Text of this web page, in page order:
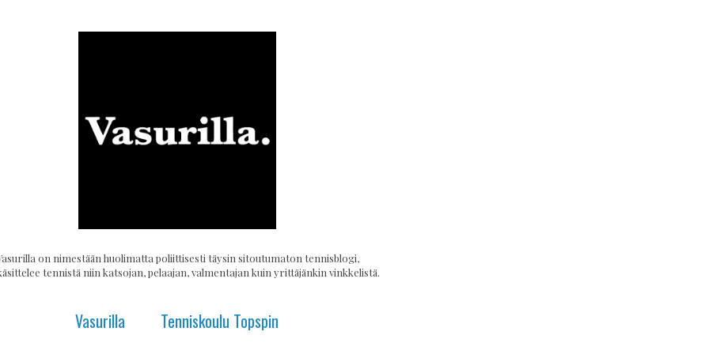
on nimestään huolimatta poliittisesti täysin sitoutumaton tennisblogi,
tennistä niin katsojan, pelaajan, valmentajan kuin yrittäjänkin vinkkelistä.
Vasurilla Tenniskoulu Topspin